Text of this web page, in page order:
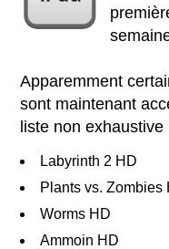
Apparemment
sont maintenant
liste non exhaustive
Labyrinth 2 HD
Plants vs. Zombies
Worms HD
Ammoin HD